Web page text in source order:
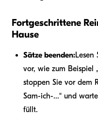
Fortgeschrittene
Hause
Sätze beenden:Lesen
vor, wie zum Beispiel
stoppen Sie vor dem
Sam-ich-...“ und
füllt.